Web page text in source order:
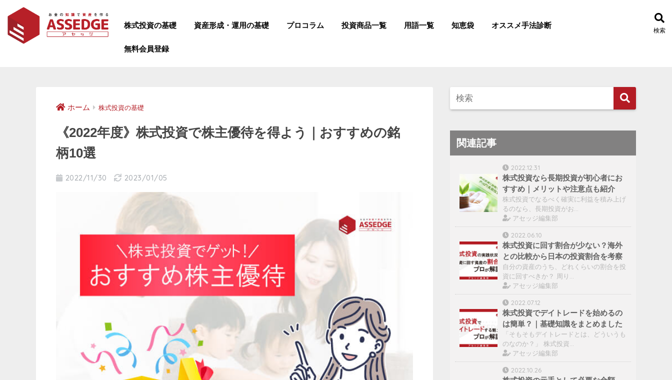
株式投資の基礎 資産形成・運用の基礎 プロコラム 投資商品一覧 用語一覧 知恵袋 オススメ手法診断
無料会員登録
検索
ホーム 株式投資の基礎
《2022年度》株式投資で株主優待を得よう｜おすすめの銘
柄10選
2022/11/30 2023/01/05
関連記事
2022.12.31
株式投資なら長期投資が初心者にお
すすめ｜メリットや注意点も紹介
株式投資でなるべく確実に利益を積み上げ
るのなら、長期投資がお…
アセッジ編集部
2022.06.10
株式投資に回す割合が少ない？海外
との比較から日本の投資割合を考察
自分の資産のうち、どれくらいの割合を投
資に回すべきか？ 周り…
アセッジ編集部
2022.07.12
株式投資でデイトレードを始めるの
は簡単？｜基礎知識をまとめました
「そもそもデイトレードとは、どういうも
のなのか？」 株式投資…
アセッジ編集部
2022.10.26